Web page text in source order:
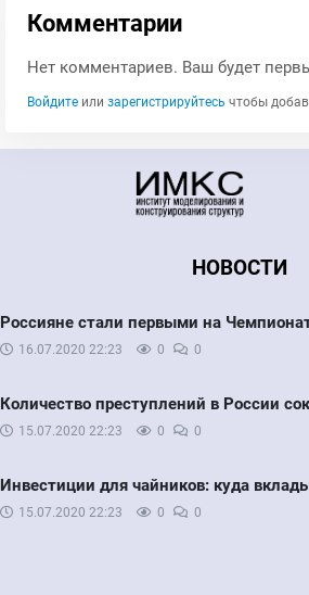
Комментарии
Нет комментариев. Ваш будет
Войдите или зарегистрируйтесь чтобы
НОВОСТИ
Россияне стали первыми на
16.07.2020 22:23 0 0
Количество преступлений в России
15.07.2020 22:23 0 0
Инвестиции для чайников: куда
15.07.2020 22:23 0 0